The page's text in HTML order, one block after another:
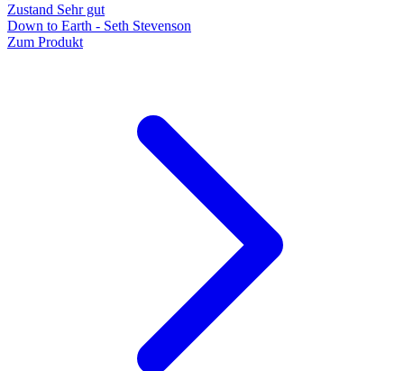
Zustand Sehr gut
Down to Earth - Seth Stevenson
Zum Produkt